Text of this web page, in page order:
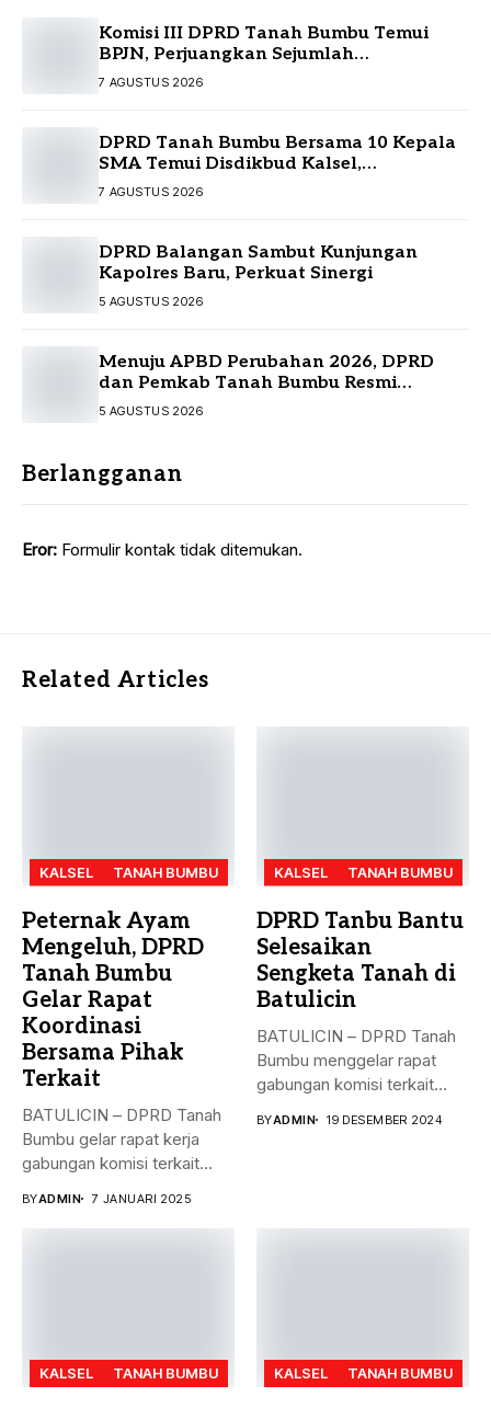
Komisi III DPRD Tanah Bumbu Temui
BPJN, Perjuangkan Sejumlah
Infrastruktur Strategis
7 AGUSTUS 2026
DPRD Tanah Bumbu Bersama 10 Kepala
SMA Temui Disdikbud Kalsel,
Perjuangkan Kebutuhan Guru dan
7 AGUSTUS 2026
DPRD Balangan Sambut Kunjungan
Kapolres Baru, Perkuat Sinergi
5 AGUSTUS 2026
Menuju APBD Perubahan 2026, DPRD
dan Pemkab Tanah Bumbu Resmi
Sepakati KUA-PPAS
5 AGUSTUS 2026
Berlangganan
Eror: Formulir kontak tidak ditemukan.
Related Articles
KALSEL TANAH BUMBU
Peternak Ayam
Mengeluh, DPRD
Tanah Bumbu
Gelar Rapat
Koordinasi
Bersama Pihak
Terkait
BATULICIN – DPRD Tanah
Bumbu gelar rapat kerja
gabungan komisi terkait
BYADMIN 7 JANUARI 2025
KALSEL TANAH BUMBU
DPRD Tanbu Bantu
Selesaikan
Sengketa Tanah di
Batulicin
BATULICIN – DPRD Tanah
Bumbu menggelar rapat
gabungan komisi terkait
BYADMIN 19 DESEMBER 2024
KALSEL TANAH BUMBU KALSEL TANAH BUMBU